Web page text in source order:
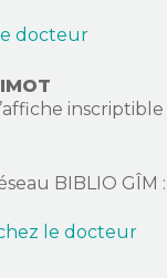
docteur
inscriptible
BIBLIO GÎM :
le docteur